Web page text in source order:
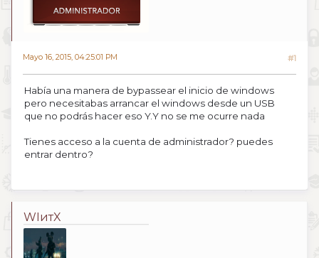
Mayo 16, 2015, 04:25:01 PM #1
Había una manera de bypassear el inicio de windows
pero necesitabas arrancar el windows desde un USB
que no podrás hacer eso Y.Y no se me ocurre nada
Tienes acceso a la cuenta de administrador? puedes
entrar dentro?
WIитX